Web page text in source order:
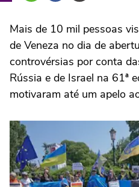
Mais de 10 mil pessoas
de Veneza no dia de
controvérsias por conta
Rússia e de Israel na 61ª
motivaram até um apelo